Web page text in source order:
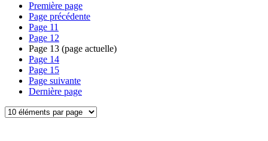
Première page
Page précédente
Page 11
Page 12
Page 13 (page actuelle)
Page 14
Page 15
Page suivante
Dernière page